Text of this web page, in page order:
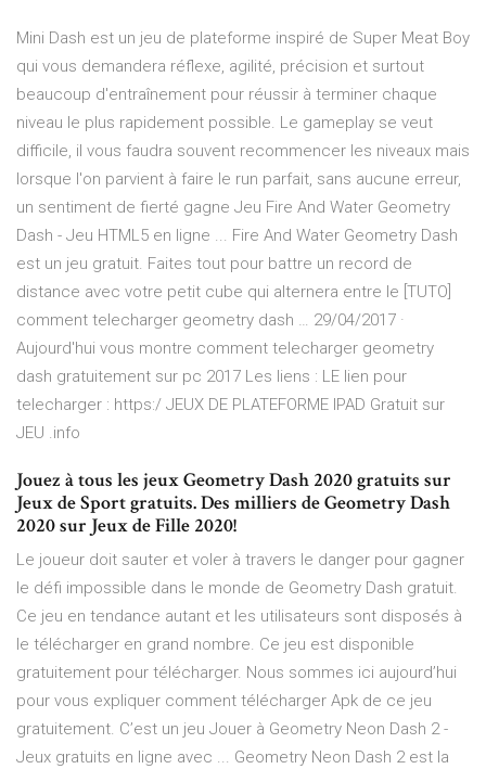
Mini Dash est un jeu de plateforme inspiré de Super Meat Boy
qui vous demandera réflexe, agilité, précision et surtout
beaucoup d'entraînement pour réussir à terminer chaque
niveau le plus rapidement possible. Le gameplay se veut
difficile, il vous faudra souvent recommencer les niveaux mais
lorsque l'on parvient à faire le run parfait, sans aucune erreur,
un sentiment de fierté gagne Jeu Fire And Water Geometry
Dash - Jeu HTML5 en ligne ... Fire And Water Geometry Dash
est un jeu gratuit. Faites tout pour battre un record de
distance avec votre petit cube qui alternera entre le [TUTO]
comment telecharger geometry dash … 29/04/2017 ·
Aujourd'hui vous montre comment telecharger geometry
dash gratuitement sur pc 2017 Les liens : LE lien pour
telecharger : https:/ JEUX DE PLATEFORME IPAD Gratuit sur
JEU .info
Jouez à tous les jeux Geometry Dash 2020 gratuits sur
Jeux de Sport gratuits. Des milliers de Geometry Dash
2020 sur Jeux de Fille 2020!
Le joueur doit sauter et voler à travers le danger pour gagner
le défi impossible dans le monde de Geometry Dash gratuit.
Ce jeu en tendance autant et les utilisateurs sont disposés à
le télécharger en grand nombre. Ce jeu est disponible
gratuitement pour télécharger. Nous sommes ici aujourd’hui
pour vous expliquer comment télécharger Apk de ce jeu
gratuitement. C’est un jeu Jouer à Geometry Neon Dash 2 -
Jeux gratuits en ligne avec ... Geometry Neon Dash 2 est la